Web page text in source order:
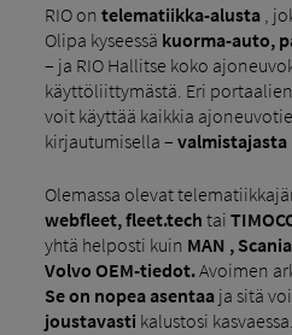
RIO on telematiikka-alusta,
Olipa kyseessä kuorma-auto,
– ja RIO Hallitse koko
käyttöliittymästä. Eri
voit käyttää kaikkia
kirjautumisella –
Olemassa olevat
webfleet, fleet.tech tai
yhtä helposti kuin MAN ,
Volvo OEM-tiedot.Avoimen
Se on nopea asentaaja sitä
joustavasti kalustosi kasvaessa.